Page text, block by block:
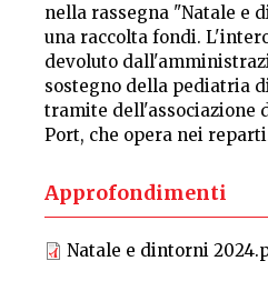
nella rassegna "Natale e
una raccolta fondi.
devoluto
sostegno della pediatria
tramite dell'associazione
Port, che opera nei
Approfondimenti
Natale e dintorni